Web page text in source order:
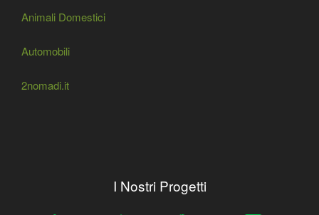
Animali Domestici
Automobili
2nomadi.it
I Nostri Progetti